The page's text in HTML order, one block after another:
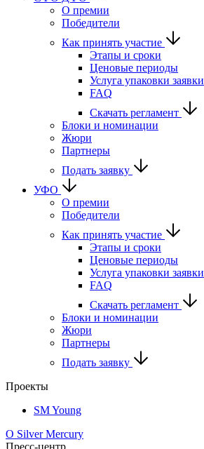
О премии
Победители
Как принять участие
Этапы и сроки
Ценовые периоды
Услуга упаковки заявки
FAQ
Скачать регламент
Блоки и номинации
Жюри
Партнеры
Подать заявку
УФО
О премии
Победители
Как принять участие
Этапы и сроки
Ценовые периоды
Услуга упаковки заявки
FAQ
Скачать регламент
Блоки и номинации
Жюри
Партнеры
Подать заявку
Проекты
SM Young
О Silver Mercury
Пресс-центр